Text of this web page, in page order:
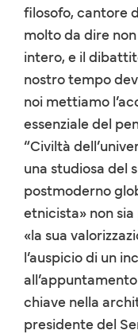
filosofo, cantore
molto da dire
intero, e il
nostro tempo
noi mettiamo
essenziale del
“Civiltà
una studiosa del
postmoderno
etnicista» non
«la sua
l’auspicio di un
chiave nella
presidente del